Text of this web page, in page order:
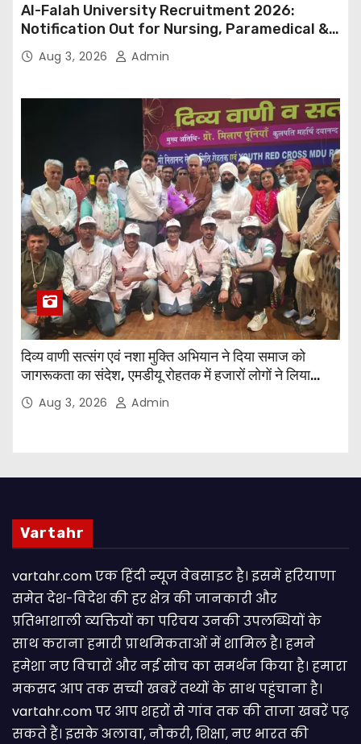
Al-Falah University Recruitment 2026:
Notification Out for Nursing, Paramedical &
Supporting Staff Posts, Apply Through Email
Aug 3, 2026 Admin
दिव्य वाणी सत्संग एवं नशा मुक्ति अभियान ने दिया समाज को
जागरूकता का संदेश, एमडीयू रोहतक में हजारों लोगों ने लिया
संकल्पAug 3, 2026 Admin
Vartahr
vartahr.com एक हिंदी न्यूज वेबसाइट है। इसमें हरियाणा
समेत देश-विदेश की हर क्षेत्र की जानकारी और
प्रतिभाशाली व्यक्तियों का परिचय उनकी उपलब्धियों के
साथ कराना हमारी प्राथमिकताओं में शामिल है। हमने
हमेशा नए विचारों और नई सोच का समर्थन किया है। हमारा
मकसद आप तक सच्ची खबरें तथ्यों के साथ पहुंचाना है।
vartahr.com पर आप शहरों से गांव तक की ताजा खबरें पढ़
सकते हैं। इसके अलावा, नौकरी, शिक्षा, नए भारत की